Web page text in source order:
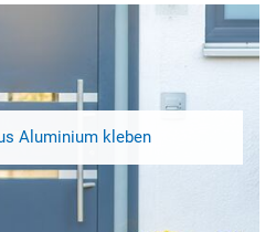
Aluminium kleben